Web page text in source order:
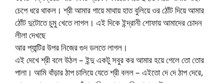
চেপে ধরে থাকল। শ্রী আমার গায়ে মাথায় হাত বুলিয়ে ওর ঠোঁট দিয়ে আমার
ঠোঁট দুটোতে চুমু খেতে লাগল। এই দিকে ইন্দ্রানী শোফায় আমাদের চোদন
লীলা দেখছে
আর প্যান্টির উপর নিজের গুদ ডলতে লাগল।
এই দেখে শ্রী বলে উঠল – ইন্দু একটু সবুর কর আমার হয়ে গেলে তো তোর
পালা। আমি বাঁড়ার ঠাপ চালিয়ে যেতে শ্রী বলল – এইতো দে দে ঠাপ দেরে,